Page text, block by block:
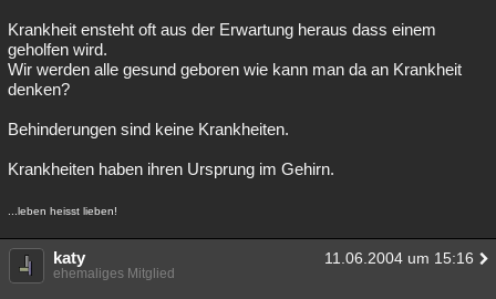
Krankheit ensteht oft aus der Erwartung heraus dass einem
geholfen wird.
Wir werden alle gesund geboren wie kann man da an Krankheit
denken?
Behinderungen sind keine Krankheiten.
Krankheiten haben ihren Ursprung im Gehirn.
...leben heisst lieben!
katy 11.06.2004 um 15:16
ehemaliges Mitglied